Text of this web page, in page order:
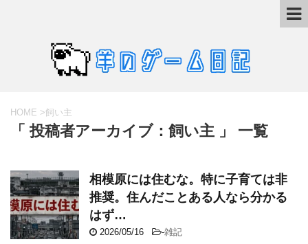
HOME >飼い主
「 投稿者アーカイブ：飼い主 」 一覧
相模原には住むな。特に子育ては非
推奨。住んだことある人なら分かる
はず…
2026/05/16 -雑記